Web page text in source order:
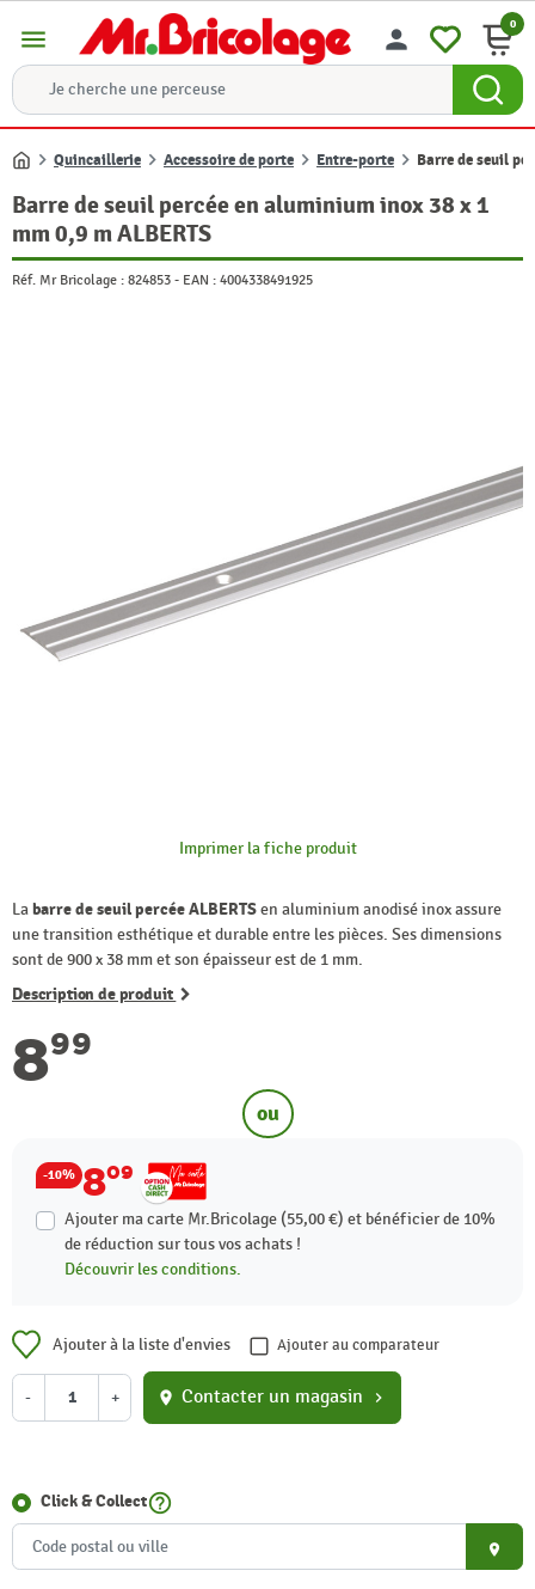
menu person 0
Accueil
Quincaillerie Accessoire de porte Entre-porte Barre de seuil
Barre de seuil percée en aluminium inox 38 x 1
mm 0,9 m ALBERTS
Réf. Mr Bricolage : 824853 - EAN : 4004338491925
Imprimer la fiche produit
Labarre de seuil percée ALBERTSen aluminium anodisé inox assure
une transition esthétique et durable entre les pièces. Ses dimensions
sont de 900 x 38 mm et son épaisseur est de 1 mm.
Description de produit
899
ou
-10% 809
Ajouter ma carte Mr.Bricolage (55,00 €) et bénéficier de 10%
de réduction sur tous vos achats !
Découvrir les conditions.
Ajouter à la liste d'envies Ajouter au comparateur
- + location_on Contacter un magasin chevron_right
Click & Collecthelp_outline
place